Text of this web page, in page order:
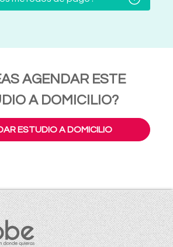
AGENDAR ESTE
A DOMICILIO?
ESTUDIO A DOMICILIO